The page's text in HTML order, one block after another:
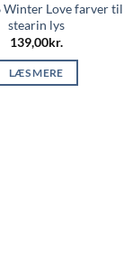
Winter Love farver til
stearin lys
139,00kr.
LÆS MERE